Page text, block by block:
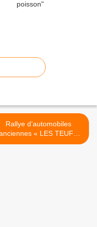
Rallye d’automobiles
« LES TEUFS
du CŒUR » 2016